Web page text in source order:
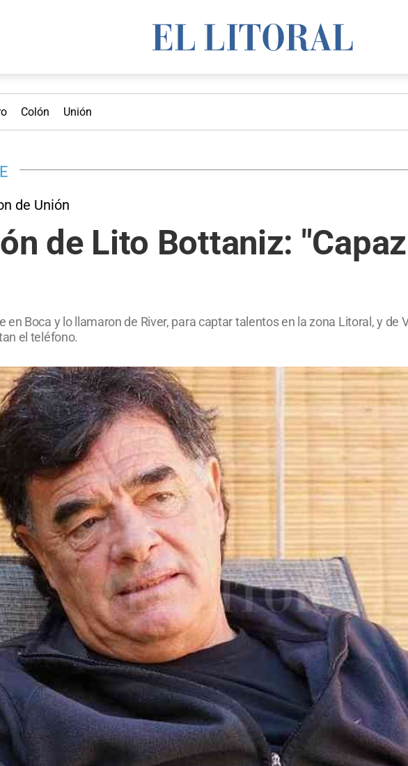
Colón Unión
de Unión
de Lito Bottaniz:
Boca y lo llamaron de River, para captar talentos en la zona Litoral, y de
el teléfono.